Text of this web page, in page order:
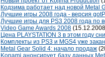
Кодзима работает над новой Metal
Лучшие игры 2008 года - версия
Лучшие игры для PS3 2008 года по
Video Game Awards 2008
Цена PLAYSTATION 3 в этом году
Комплекты из PS3 и MGS4 уже
Metal Gear Solid 4: начало продаж
Konami анонсирует базу данных